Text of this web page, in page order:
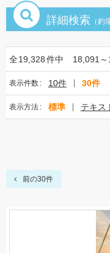
詳細検索 （釣
全19,328件中 18,091
表示件数 10件 30件
表示方法 標準 テキス
前の30件